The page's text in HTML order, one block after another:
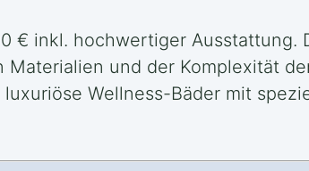
€ inkl. hochwertiger Ausstattung.
und der Komplexität
Wellness-Bäder mit